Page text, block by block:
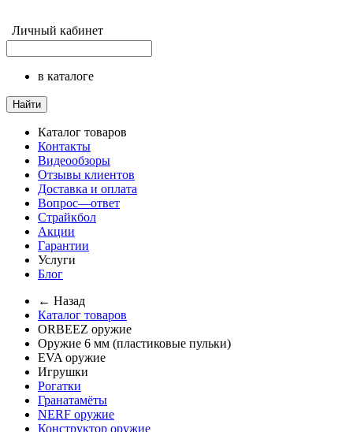
Личный кабинет
в каталоге
Найти
Каталог товаров
Контакты
Видеообзоры
Отзывы клиентов
Доставка и оплата
Вопрос—ответ
Страйкбол
Акции
Гарантии
Услуги
Блог
← Назад
Каталог товаров
ORBEEZ оружие
Оружие 6 мм (пластиковые пульки)
EVA оружие
Игрушки
Рогатки
Гранатамёты
NERF оружие
Конструктор оружие